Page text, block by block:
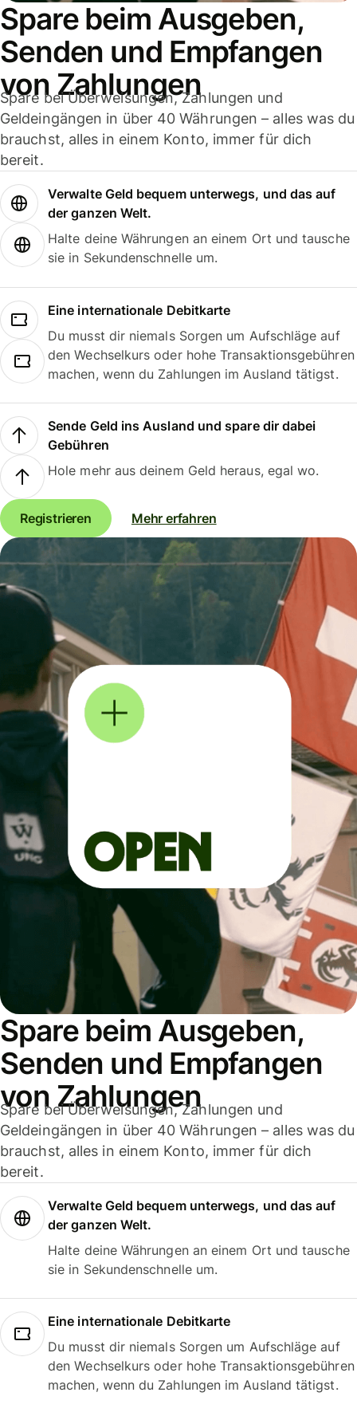
Spare beim Ausgeben,
Senden und Empfangen
von Zahlungen
Spare bei Überweisungen, Zahlungen und
Geldeingängen in über 40 Währungen – alles was du
brauchst, alles in einem Konto, immer für dich
bereit.
Verwalte Geld bequem unterwegs, und das auf
der ganzen Welt.
Halte deine Währungen an einem Ort und tausche
sie in Sekundenschnelle um.
Eine internationale Debitkarte
Du musst dir niemals Sorgen um Aufschläge auf
den Wechselkurs oder hohe Transaktionsgebühren
machen, wenn du Zahlungen im Ausland tätigst.
Sende Geld ins Ausland und spare dir dabei
Gebühren
Hole mehr aus deinem Geld heraus, egal wo.
Registrieren Mehr erfahren
Spare beim Ausgeben,
Senden und Empfangen
von Zahlungen
Spare bei Überweisungen, Zahlungen und
Geldeingängen in über 40 Währungen – alles was du
brauchst, alles in einem Konto, immer für dich
bereit.
Verwalte Geld bequem unterwegs, und das auf
der ganzen Welt.
Halte deine Währungen an einem Ort und tausche
sie in Sekundenschnelle um.
Eine internationale Debitkarte
Du musst dir niemals Sorgen um Aufschläge auf
den Wechselkurs oder hohe Transaktionsgebühren
machen, wenn du Zahlungen im Ausland tätigst.